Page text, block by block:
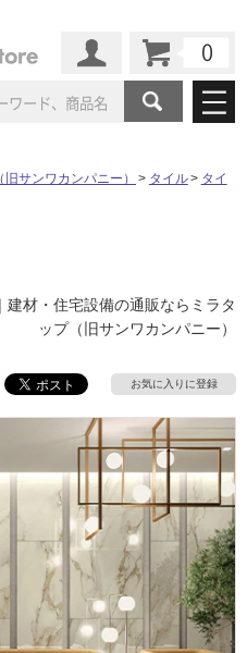
ゴリ
ム）・トイレ
フローリング・床材
インテリア・家具
ペット用品
パネル・壁材
天然石・石材
お客様訪問インタビュー
ム
東京 ショールーム
京都ショールーム
札幌スマートショールー
ウェルビーみのお
HDC
BOX
初めての方へ
お問い合わせ
クレーム公開
水まわり3年保証
住まいのスタイリング
アイデア
ービス
工事会社紹介Coziコンシ
最高のリノベ会社がみつ
かるリノベりす
サンワカンパニー） タイル
タイ
材・住宅設備の通販ならミラタ
ップ（旧サンワカンパニー）
お気に入りに登録